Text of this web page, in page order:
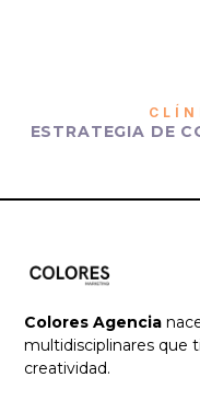
ESTRATEGIA DE
Colores Agencia
multidisciplinares que
creatividad.